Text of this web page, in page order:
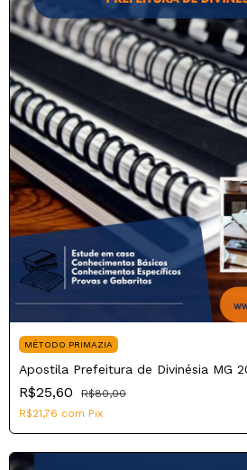
MÉTODO PRIMAZIA
Apostila Prefeitura de Divinésia MG
R$25,60
R$80,00
R$21,76 com Pix